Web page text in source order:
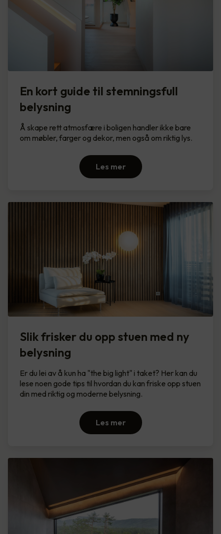
En kort guide til stemningsfull
belysning
Å skape rett atmosfære i boligen handler ikke bare
om møbler, farger og dekor, men også om riktig lys.
Les mer
Slik frisker du opp stuen med ny
belysning
Er du lei av å kun ha "the big light" i taket? Her kan du
lese noen gode tips til hvordan du kan friske opp stuen
din med riktig og moderne belysning.
Les mer